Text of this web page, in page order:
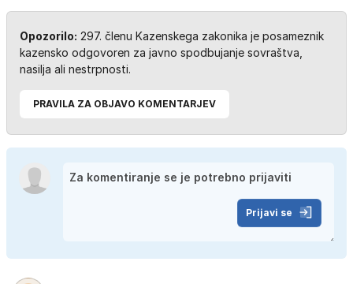
Opozorilo: 297. členu Kazenskega zakonika je posameznik
kazensko odgovoren za javno spodbujanje sovraštva,
nasilja ali nestrpnosti.
PRAVILA ZA OBJAVO KOMENTARJEV
Prijavi se